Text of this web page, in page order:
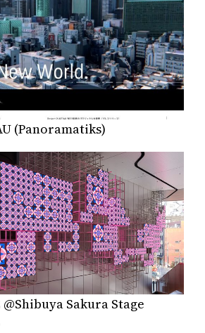
(Panoramatiks)
@Shibuya Sakura Stage